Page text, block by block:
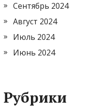
Сентябрь 2024
Август 2024
Июль 2024
Июнь 2024
Рубрики